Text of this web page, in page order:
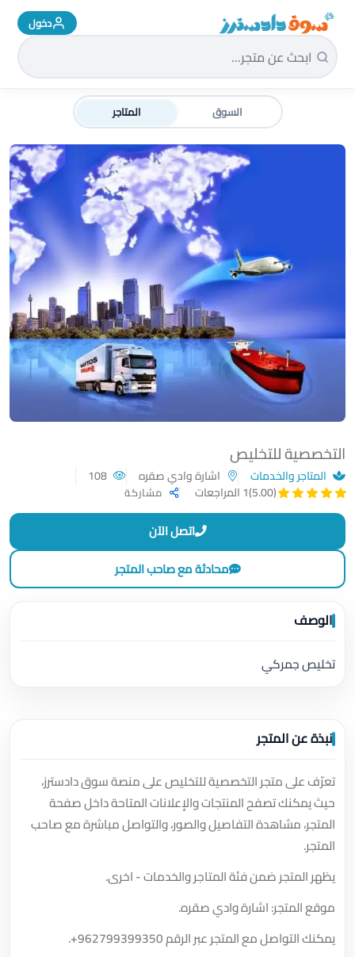
سوق دادسترز الرئيسية دخول
السوق المتاجر
التخصصية للتخليص
المتاجر والخدمات اشارة وادي صقره
(5.00)
1 المراجعات مشاركة
اتصل الآن
محادثة مع صاحب المتجر
الوصف
تخليص جمركي
نبذة عن المتجر
تعرّف على متجر التخصصية للتخليص على منصة سوق دادسترز،
حيث يمكنك تصفح المنتجات والإعلانات المتاحة داخل صفحة
المتجر، مشاهدة التفاصيل والصور، والتواصل مباشرة مع صاحب
المتجر.
يظهر المتجر ضمن فئة المتاجر والخدمات - اخرى.
موقع المتجر: اشارة وادي صقره.
يمكنك التواصل مع المتجر عبر الرقم+962799399350
.